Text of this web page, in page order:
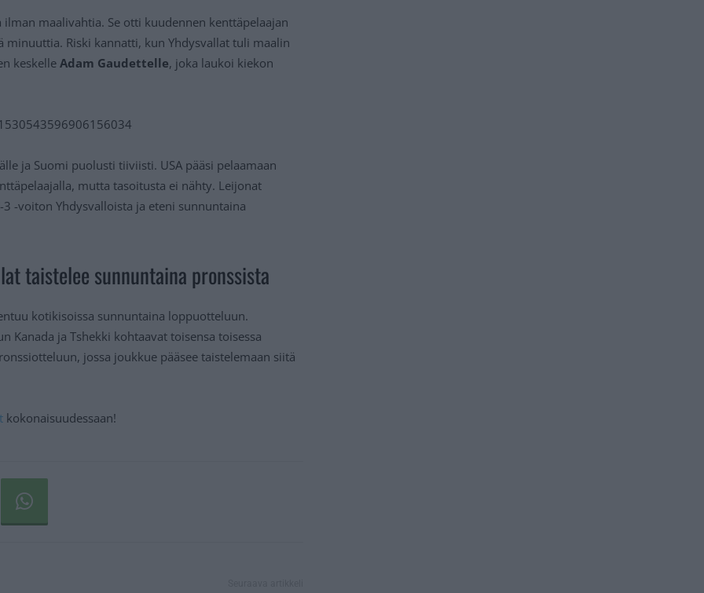
maalivahtia. Se otti kuudennen kenttäpelaajan
Riski kannatti, kun Yhdysvallat tuli maalin
keskelle Adam Gaudettelle, joka laukoi kiekon
ja Suomi puolusti tiiviisti. USA pääsi pelaamaan
mutta tasoitusta ei nähty. Leijonat
-voiton Yhdysvalloista ja eteni sunnuntaina
taistelee sunnuntaina pronssista
kotikisoissa sunnuntaina loppuotteluun.
Kanada ja Tshekki kohtaavat toisensa toisessa
jossa joukkue pääsee taistelemaan siitä
kokonaisuudessaan!